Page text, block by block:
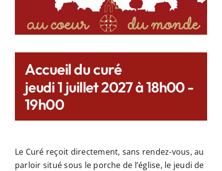
Accueil du curé
jeudi 1 juillet 2027 à 18h00-
19h00
Le Curé reçoit directement, sans rendez-vous, au
parloir situé sous le porche de l’église, le jeudi de